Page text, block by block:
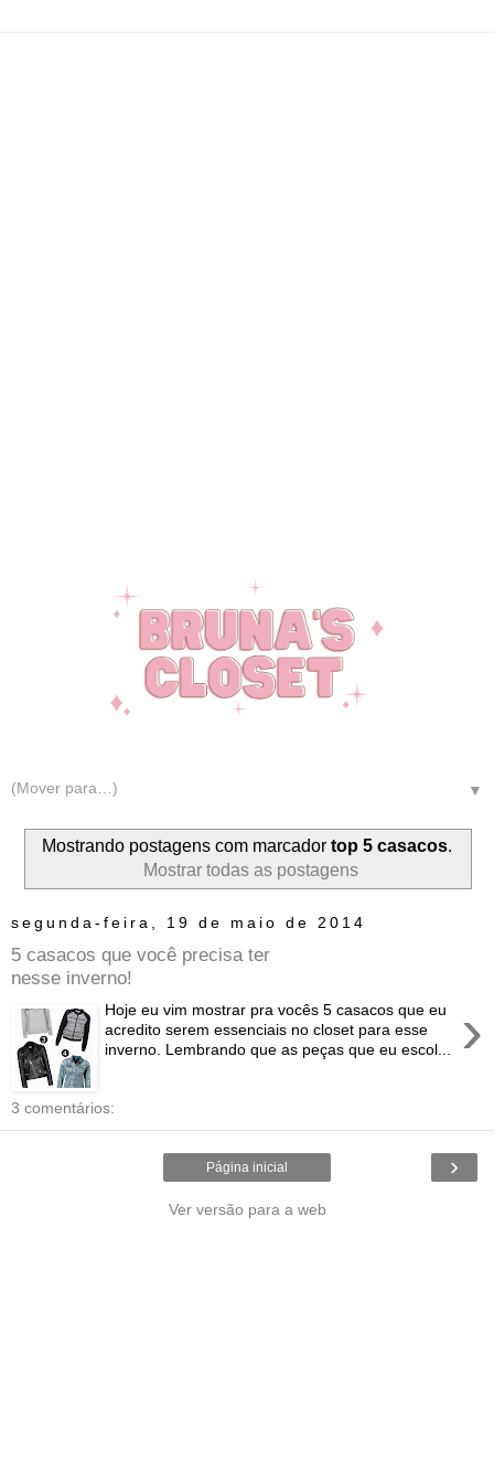
▼
Mostrando postagens com marcador top 5 casacos.
Mostrar todas as postagens
segunda-feira, 19 de maio de 2014
5 casacos que você precisa ter
nesse inverno!
›
Hoje eu vim mostrar pra vocês 5 casacos que eu
acredito serem essenciais no closet para esse
inverno. Lembrando que as peças que eu escol...
3 comentários:
›
Página inicial
Ver versão para a web